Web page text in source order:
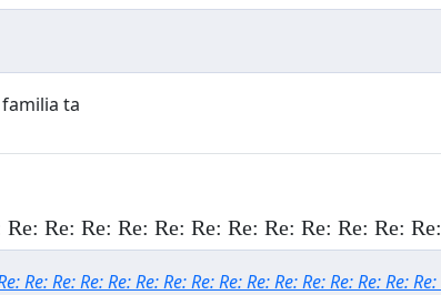
ta
Re: Re: Re: Re: Re: Re: Re: Re: Re: Re: Re:
Re: Re: Re: Re: Re: Re: Re: Re: Re: Re: Re: Re: Re: Re: